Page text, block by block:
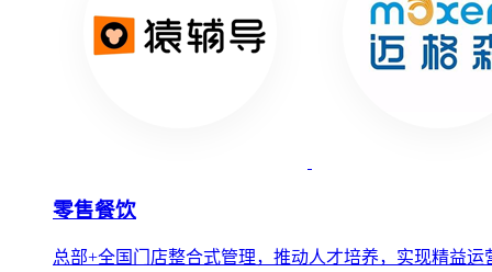
零售餐饮
总部+全国门店整合式管理，推动人才培养，实现精益运